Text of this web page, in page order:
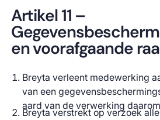
Artikel 11 –
en voorafgaande
Breyta verleent medewerking
van een
aard van de verwerking
Breyta verstrekt op verzoek